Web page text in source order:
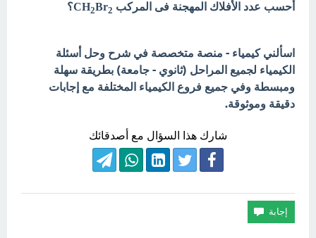
أحسب عدد الأفلاك المهجنة فى المركب CH 2Br2 ؟
اسألني كيمياء - منصة متخصصة في شرح وحل أسئلة
الكيمياء لجميع المراحل (ثانوي - جامعة) بطريقة سهلة
ومبسطة وفي جميع فروع الكيمياء المختلفة مع إجابات
دقيقة وموثوقة.
شارك هذا السؤال مع أصدقائك